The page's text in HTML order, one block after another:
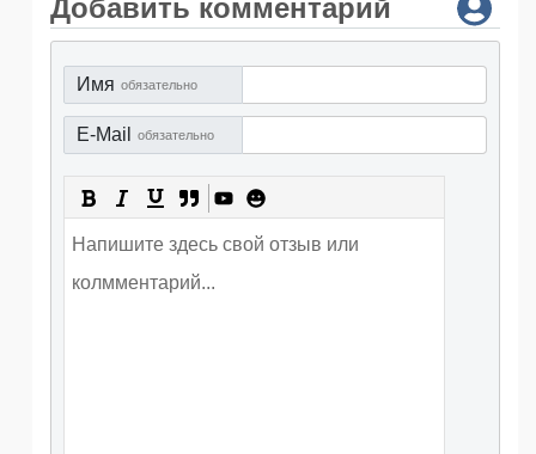
Добавить комментарий
Имя обязательно
E-Mail обязательно